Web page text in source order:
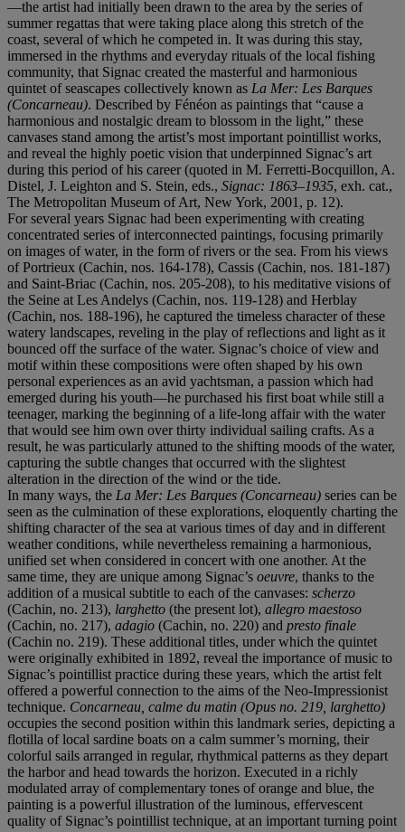
—the artist had initially been drawn to the area by the series of
summer regattas that were taking place along this stretch of the
coast, several of which he competed in. It was during this stay,
immersed in the rhythms and everyday rituals of the local fishing
community, that Signac created the masterful and harmonious
quintet of seascapes collectively known as La Mer: Les Barques
(Concarneau). Described by Fénéon as paintings that “cause a
harmonious and nostalgic dream to blossom in the light,” these
canvases stand among the artist’s most important pointillist works,
and reveal the highly poetic vision that underpinned Signac’s art
during this period of his career (quoted in M. Ferretti-Bocquillon, A.
Distel, J. Leighton and S. Stein, eds., Signac: 1863–1935, exh. cat.,
The Metropolitan Museum of Art, New York, 2001, p. 12).
For several years Signac had been experimenting with creating
concentrated series of interconnected paintings, focusing primarily
on images of water, in the form of rivers or the sea. From his views
of Portrieux (Cachin, nos. 164-178), Cassis (Cachin, nos. 181-187)
and Saint-Briac (Cachin, nos. 205-208), to his meditative visions of
the Seine at Les Andelys (Cachin, nos. 119-128) and Herblay
(Cachin, nos. 188-196), he captured the timeless character of these
watery landscapes, reveling in the play of reflections and light as it
bounced off the surface of the water. Signac’s choice of view and
motif within these compositions were often shaped by his own
personal experiences as an avid yachtsman, a passion which had
emerged during his youth—he purchased his first boat while still a
teenager, marking the beginning of a life-long affair with the water
that would see him own over thirty individual sailing crafts. As a
result, he was particularly attuned to the shifting moods of the water,
capturing the subtle changes that occurred with the slightest
alteration in the direction of the wind or the tide.
In many ways, the La Mer: Les Barques (Concarneau) series can be
seen as the culmination of these explorations, eloquently charting the
shifting character of the sea at various times of day and in different
weather conditions, while nevertheless remaining a harmonious,
unified set when considered in concert with one another. At the
same time, they are unique among Signac’s oeuvre, thanks to the
addition of a musical subtitle to each of the canvases: scherzo
(Cachin, no. 213), larghetto (the present lot), allegro maestoso
(Cachin, no. 217), adagio (Cachin, no. 220) and presto finale
(Cachin no. 219). These additional titles, under which the quintet
were originally exhibited in 1892, reveal the importance of music to
Signac’s pointillist practice during these years, which the artist felt
offered a powerful connection to the aims of the Neo-Impressionist
technique. Concarneau, calme du matin (Opus no. 219, larghetto)
occupies the second position within this landmark series, depicting a
flotilla of local sardine boats on a calm summer’s morning, their
colorful sails arranged in regular, rhythmical patterns as they depart
the harbor and head towards the horizon. Executed in a richly
modulated array of complementary tones of orange and blue, the
painting is a powerful illustration of the luminous, effervescent
quality of Signac’s pointillist technique, at an important turning point